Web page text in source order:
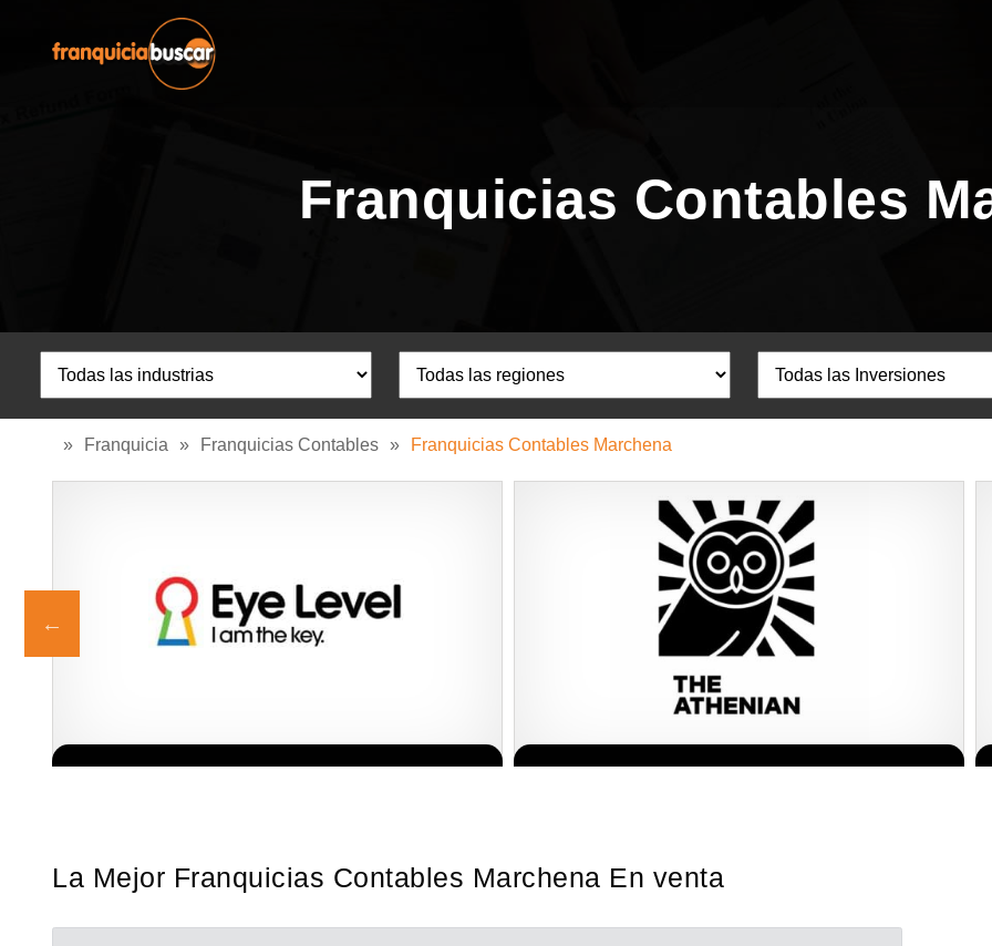
Franquicias Contables
» Franquicia » Franquicias Contables » Franquicias Contables Marchena
La Mejor Franquicias Contables Marchena En venta